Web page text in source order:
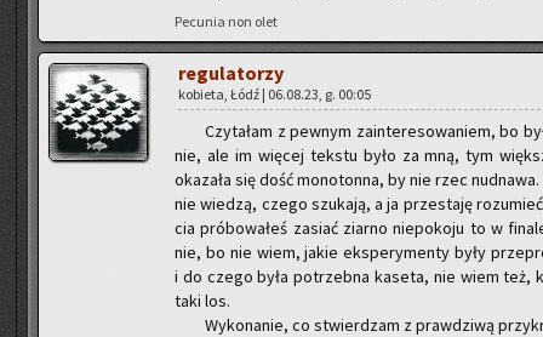
Pe­cu­nia non olet
re­gu­la­to­rzy
ko­bie­ta, Łódź | 06.08.23, g. 00:05
Czy­ta­łam z pew­nym za­in­te­re­so­wa­niem, bo
nie, ale im wię­cej tek­stu było za mną, tym
oka­za­ła się dość mo­no­ton­na, by nie rzec
nie wie­dzą, czego szu­ka­ją, a ja prze­sta­ję
cia pró­bo­wa­łeś za­siać ziar­no nie­po­ko­ju to w
nie, bo nie wiem, jakie eks­pe­ry­men­ty były
i do czego była po­trzeb­na ka­se­ta, nie wiem też,
taki los.
Wy­ko­na­nie, co stwier­dzam z praw­dzi­wą